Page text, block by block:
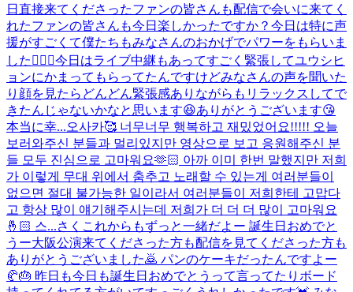
日直接来てくださったファンの皆さんも配信で会いに来てく
れたファンの皆さんも今日楽しかったですか？今日は特に声
援がすごくて僕たちもみなさんのおかげでパワーをもらいま
した🙇🏻‍♂️今日はライブ中継もあってすごく緊張してユウシヒ
ョンにかまってもらってたんですけどみなさんの声を聞いた
り顔を見たらどんどん緊張感ありながらもリラックスしてで
きたんじゃないかなと思います😆ありがとうございます😘
本当に幸...오사카🥰 너무너무 행복하고 재밌었어요!!!!! 오늘
보러와주신 분들과 멀리있지만 영상으로 보고 응원해주신 분
들 모두 진심으로 고마워요🫶🏻 아까 이미 한번 말했지만 저희
가 이렇게 무대 위에서 춤추고 노래할 수 있는게 여러분들이
없으면 절대 불가능한 일이라서 여러분들이 저희한테 고맙다
고 항상 많이 얘기해주시는데 저희가 더 더 더 많이 고마워요
🤞🏻 스...さくこれからもずっと一緒だよー 誕生日おめでと
うー大阪公演来てくださった方も配信を見てくださった方も
ありがとうございました🙇 パンのケーキだったんですよー
🥐🎂 昨日も今日も誕生日おめでとうって言ってたりボード